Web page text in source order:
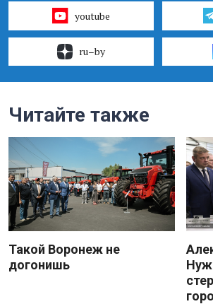
youtube
ru–by
Читайте также
Такой Воронеж не
догонишь